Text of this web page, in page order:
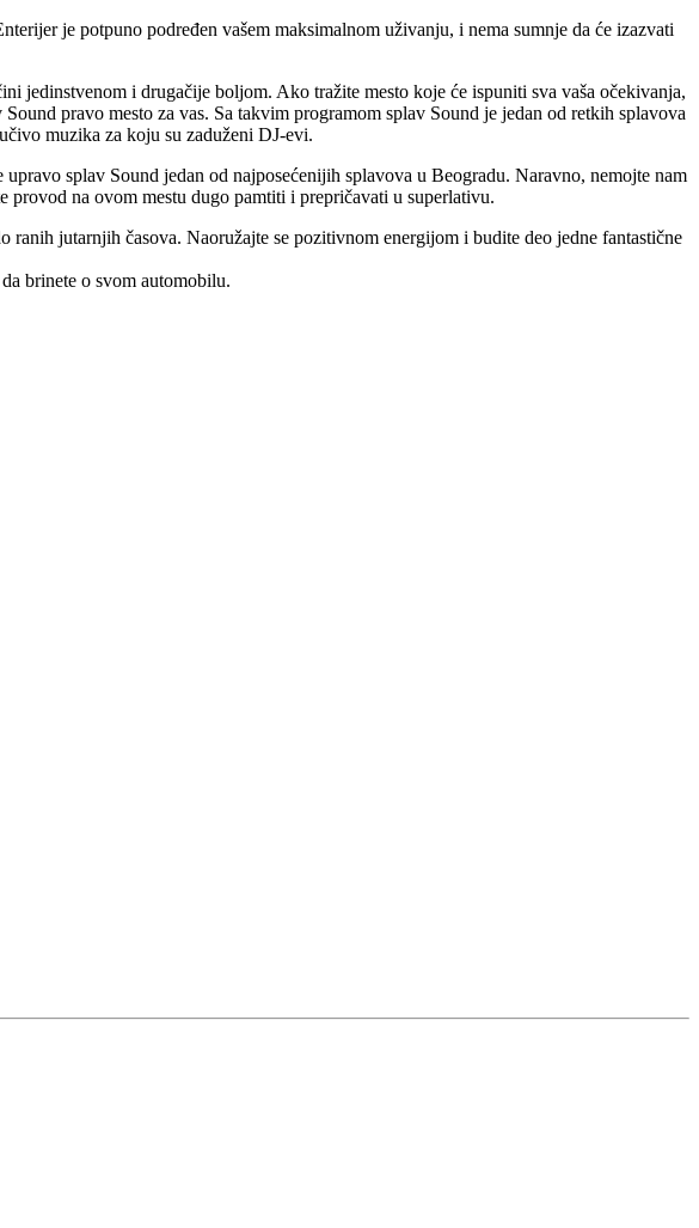
je potpuno podređen vašem maksimalnom uživanju, i nema sumnje da će izazvati
jedinstvenom i drugačije boljom. Ako tražite mesto koje će ispuniti sva vaša očekivanja,
pravo mesto za vas. Sa takvim programom splav Sound je jedan od retkih splavova
muzika za koju su zaduženi DJ-evi.
splav Sound jedan od najposećenijih splavova u Beogradu. Naravno, nemojte nam
provod na ovom mestu dugo pamtiti i prepričavati u superlativu.
jutarnjih časova. Naoružajte se pozitivnom energijom i budite deo jedne fantastične
brinete o svom automobilu.